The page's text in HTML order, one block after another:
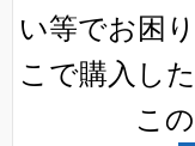
い等でお困
こで購入し
こ